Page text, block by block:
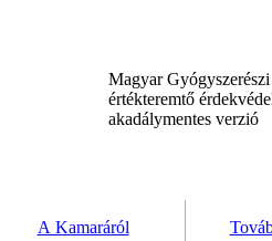
Magyar
értékteremtő
akadálymentes verzió
A Kamaráról